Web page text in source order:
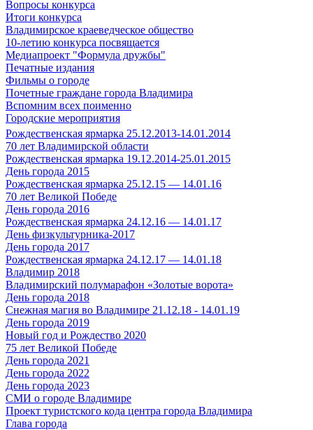
Вопросы конкурса
Итоги конкурса
Владимирское краеведческое общество
10-летию конкурса посвящается
Медиапроект "Формула дружбы"
Печатные издания
Фильмы о городе
Почетные граждане города Владимира
Вспомним всех поименно
Городские мероприятия
Рождественская ярмарка 25.12.2013-14.01.2014
70 лет Владимирской области
Рождественская ярмарка 19.12.2014-25.01.2015
День города 2015
Рождественская ярмарка 25.12.15 — 14.01.16
70 лет Великой Победе
День города 2016
Рождественская ярмарка 24.12.16 — 14.01.17
День физкультурника-2017
День города 2017
Рождественская ярмарка 24.12.17 — 14.01.18
Владимир 2018
Владимирский полумарафон «Золотые ворота»
День города 2018
Снежная магия во Владимире 21.12.18 - 14.01.19
День города 2019
Новый год и Рождество 2020
75 лет Великой Победе
День города 2021
День города 2022
День города 2023
СМИ о городе Владимире
Проект туристского кода центра города Владимира
Глава города